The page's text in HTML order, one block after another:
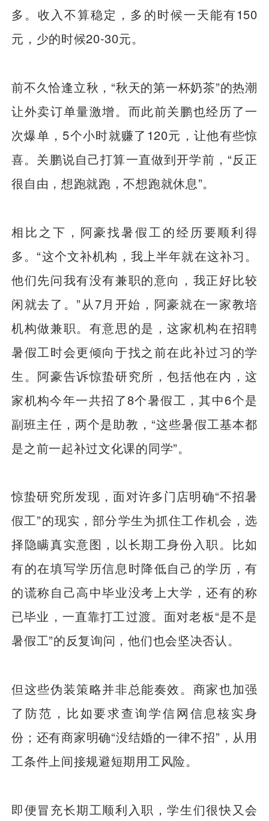
多。收入不算稳定，多的时候一天能有150
元，少的时候20-30元。
前不久恰逢立秋，“秋天的第一杯奶茶”的热潮
让外卖订单量激增。而此前关鹏也经历了一
次爆单，5个小时就赚了120元，让他有些惊
喜。关鹏说自己打算一直做到开学前，“反正
很自由，想跑就跑，不想跑就休息”。
相比之下，阿豪找暑假工的经历要顺利得
多。“这个文补机构，我上半年就在这补习。
他们先问我有没有兼职的意向，我正好比较
闲就去了。”从7月开始，阿豪就在一家教培
机构做兼职。有意思的是，这家机构在招聘
暑假工时会更倾向于找之前在此补过习的学
生。阿豪告诉惊蛰研究所，包括他在内，这
家机构今年一共招了8个暑假工，其中6个是
副班主任，两个是助教，“这些暑假工基本都
是之前一起补过文化课的同学”。
惊蛰研究所发现，面对许多门店明确“不招暑
假工”的现实，部分学生为抓住工作机会，选
择隐瞒真实意图，以长期工身份入职。比如
有的在填写学历信息时降低自己的学历，有
的谎称自己高中毕业没考上大学，还有的称
已毕业，一直靠打工过渡。面对老板“是不是
暑假工”的反复询问，他们也会坚决否认。
但这些伪装策略并非总能奏效。商家也加强
了防范，比如要求查询学信网信息核实身
份；还有商家明确“没结婚的一律不招”，从用
工条件上间接规避短期用工风险。
即便冒充长期工顺利入职，学生们很快又会